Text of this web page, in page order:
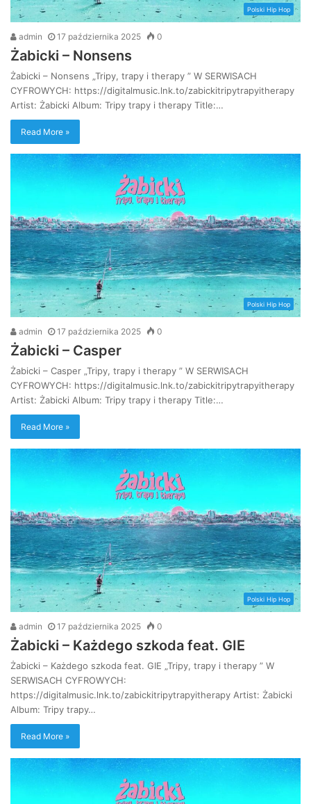
Polski Hip Hop
admin 17 października 2025 0
Żabicki – Nonsens
Żabicki – Nonsens „Tripy, trapy i therapy ” W SERWISACH
CYFROWYCH: https://digitalmusic.lnk.to/zabickitripytrapyitherapy
Artist: Żabicki Album: Tripy trapy i therapy Title:…
Read More »
Polski Hip Hop
admin 17 października 2025 0
Żabicki – Casper
Żabicki – Casper „Tripy, trapy i therapy ” W SERWISACH
CYFROWYCH: https://digitalmusic.lnk.to/zabickitripytrapyitherapy
Artist: Żabicki Album: Tripy trapy i therapy Title:…
Read More »
Polski Hip Hop
admin 17 października 2025 0
Żabicki – Każdego szkoda feat. GIE
Żabicki – Każdego szkoda feat. GIE „Tripy, trapy i therapy ” W
SERWISACH CYFROWYCH:
https://digitalmusic.lnk.to/zabickitripytrapyitherapy Artist: Żabicki
Album: Tripy trapy…
Read More »